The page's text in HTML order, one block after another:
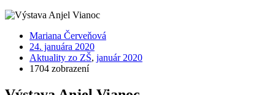
Mariana Červeňová
24. januára 2020
Aktuality zo ZŠ, január 2020
1704 zobrazení